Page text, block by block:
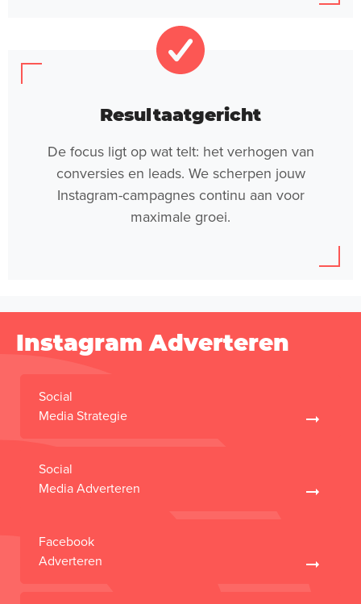
Resultaatgericht
De focus ligt op wat telt: het verhogen van
conversies en leads. We scherpen jouw
Instagram-campagnes continu aan voor
maximale groei.
Instagram Adverteren
Social
Media Strategie
Social
Media Adverteren
Facebook
Adverteren